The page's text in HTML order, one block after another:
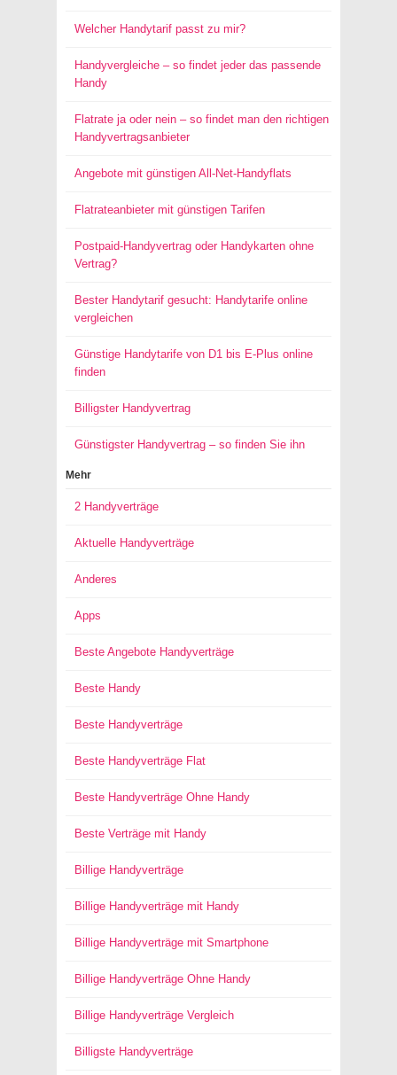
Welcher Handytarif passt zu mir?
Handyvergleiche – so findet jeder das passende
Handy
Flatrate ja oder nein – so findet man den richtigen
Handyvertragsanbieter
Angebote mit günstigen All-Net-Handyflats
Flatrateanbieter mit günstigen Tarifen
Postpaid-Handyvertrag oder Handykarten ohne
Vertrag?
Bester Handytarif gesucht: Handytarife online
vergleichen
Günstige Handytarife von D1 bis E-Plus online
finden
Billigster Handyvertrag
Günstigster Handyvertrag – so finden Sie ihn
Mehr
2 Handyverträge
Aktuelle Handyverträge
Anderes
Apps
Beste Angebote Handyverträge
Beste Handy
Beste Handyverträge
Beste Handyverträge Flat
Beste Handyverträge Ohne Handy
Beste Verträge mit Handy
Billige Handyverträge
Billige Handyverträge mit Handy
Billige Handyverträge mit Smartphone
Billige Handyverträge Ohne Handy
Billige Handyverträge Vergleich
Billigste Handyverträge